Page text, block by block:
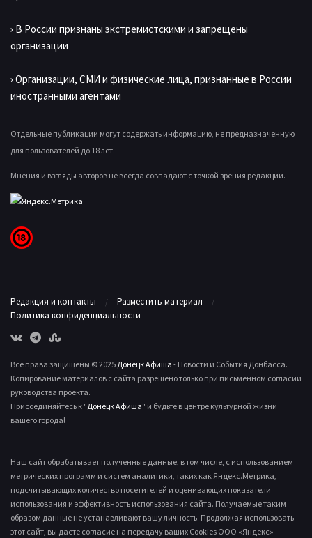
› В России признаны экстремистскими и запрещены
организации
› Организации, СМИ и физические лица, признанные в России
иностранными агентами
Отдельные публикации могут содержать информацию, не предназначенную
для пользователей до 18 лет.
Мнения и взгляды авторов не всегда совпадают с точкой зрения редакции.
Редакция и контакты
Разместить материал
Политика конфиденциальности
Все права защищены © 2025 Донецк Афиша - Новости и События Донбасса.
Копирование материалов с сайта разрешено только при письменном согласии
руководства проекта.
Присоединяйтесь к "Донецк Афиша" и будьте в центре культурной жизни
вашего города!
Наш сайт обрабатывает полученные данные, в том числе, с использованием
метрических программ и систем аналитики, таких как Яндекс.Метрика,
подсчитывающих количество посетителей и оценивающих показатели
использования и эффективность использования сайта. Получаемые таким
образом данные не устанавливают вашу личность. Продолжая использовать
этот сайт, вы даете согласие на передачу ваших Cookies ООО «Яндекс»